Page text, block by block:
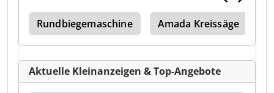
Rundbiegemaschine Amada Kreissäge
Aktuelle Kleinanzeigen & Top-Angebote